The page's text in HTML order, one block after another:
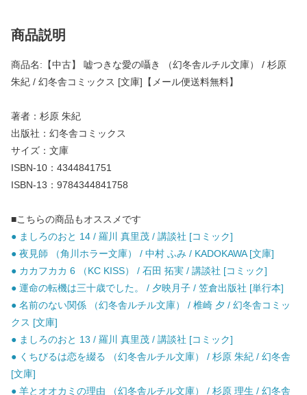
商品説明
商品名:【中古】 嘘つきな愛の囁き （幻冬舎ルチル文庫） / 杉原
朱紀 / 幻冬舎コミックス [文庫]【メール便送料無料】
著者：杉原 朱紀
出版社：幻冬舎コミックス
サイズ：文庫
ISBN-10：4344841751
ISBN-13：9784344841758
■こちらの商品もオススメです
● ましろのおと 14 / 羅川 真里茂 / 講談社 [コミック]
● 夜見師 （角川ホラー文庫） / 中村 ふみ / KADOKAWA [文庫]
● カカフカカ 6 （KC KISS） / 石田 拓実 / 講談社 [コミック]
● 運命の転機は三十歳でした。 / 夕映月子 / 笠倉出版社 [単行本]
● 名前のない関係 （幻冬舎ルチル文庫） / 椎崎 夕 / 幻冬舎コミッ
クス [文庫]
● ましろのおと 13 / 羅川 真里茂 / 講談社 [コミック]
● くちびるは恋を綴る （幻冬舎ルチル文庫） / 杉原 朱紀 / 幻冬舎
[文庫]
● 羊とオオカミの理由 （幻冬舎ルチル文庫） / 杉原 理生 / 幻冬舎